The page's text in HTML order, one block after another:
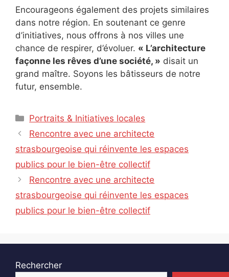
Encourageons également des projets similaires
dans notre région. En soutenant ce genre
d’initiatives, nous offrons à nos villes une
chance de respirer, d’évoluer. « L’architecture
façonne les rêves d’une société, » disait un
grand maître. Soyons les bâtisseurs de notre
futur, ensemble.
Catégories
Portraits & Initiatives locales
Rencontre avec une architecte
strasbourgeoise qui réinvente les espaces
publics pour le bien-être collectif
Rencontre avec une architecte
strasbourgeoise qui réinvente les espaces
publics pour le bien-être collectif
Rechercher